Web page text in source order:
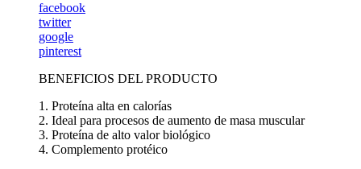
facebook
twitter
google
pinterest
BENEFICIOS DEL PRODUCTO
1. Proteína alta en calorías
2. Ideal para procesos de aumento de masa muscular
3. Proteína de alto valor biológico
4. Complemento protéico